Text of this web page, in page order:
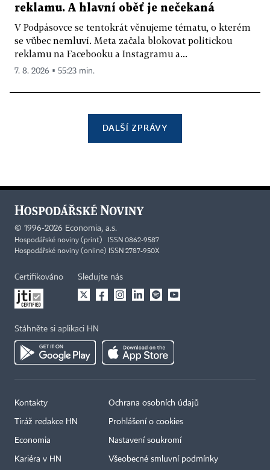
reklamu. A hlavní oběť je nečekaná
V Podpásovce se tentokrát věnujeme tématu, o kterém
se vůbec nemluví. Meta začala blokovat politickou
reklamu na Facebooku a Instagramu a...
7. 8. 2026 ▪ 55:23 min.
DALŠÍ ZPRÁVY
© 1996-2026 Economia, a.s.
Hospodářské noviny (print) ISSN 0862-9587
Hospodářské noviny (online) ISSN 2787-950X
Certifikováno Sledujte nás
Stáhněte si aplikaci HN
Kontakty
Tiráž redakce HN
Economia
Kariéra v HN
Ochrana osobních údajů
Prohlášení o cookies
Nastavení soukromí
Všeobecné smluvní podmínky